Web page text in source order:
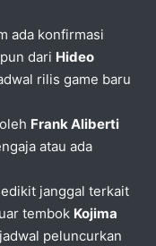
ada konfirmasi
dari Hideo
rilis game baru
Frank Aliberti
atau ada
janggal terkait
tembok Kojima
peluncurkan